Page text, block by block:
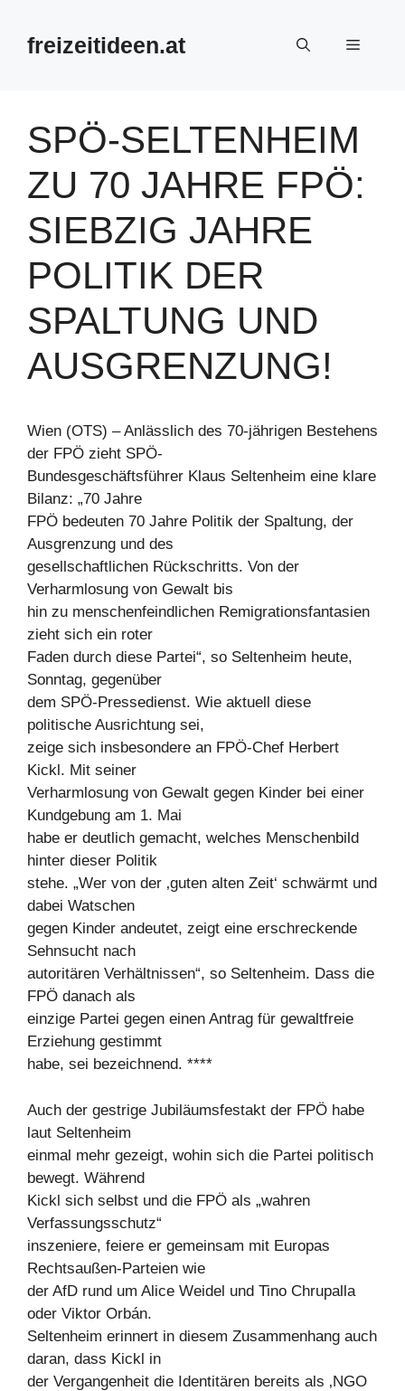
Inhalt
springenfreizeitideen.at Menü
SPÖ-SELTENHEIM
ZU 70 JAHRE FPÖ:
SIEBZIG JAHRE
POLITIK DER
SPALTUNG UND
AUSGRENZUNG!
Wien (OTS) – Anlässlich des 70-jährigen Bestehens
der FPÖ zieht SPÖ-
Bundesgeschäftsführer Klaus Seltenheim eine klare
Bilanz: „70 Jahre
FPÖ bedeuten 70 Jahre Politik der Spaltung, der
Ausgrenzung und des
gesellschaftlichen Rückschritts. Von der
Verharmlosung von Gewalt bis
hin zu menschenfeindlichen Remigrationsfantasien
zieht sich ein roter
Faden durch diese Partei“, so Seltenheim heute,
Sonntag, gegenüber
dem SPÖ-Pressedienst. Wie aktuell diese
politische Ausrichtung sei,
zeige sich insbesondere an FPÖ-Chef Herbert
Kickl. Mit seiner
Verharmlosung von Gewalt gegen Kinder bei einer
Kundgebung am 1. Mai
habe er deutlich gemacht, welches Menschenbild
hinter dieser Politik
stehe. „Wer von der ‚guten alten Zeit‘ schwärmt und
dabei Watschen
gegen Kinder andeutet, zeigt eine erschreckende
Sehnsucht nach
autoritären Verhältnissen“, so Seltenheim. Dass die
FPÖ danach als
einzige Partei gegen einen Antrag für gewaltfreie
Erziehung gestimmt
habe, sei bezeichnend. ****
Auch der gestrige Jubiläumsfestakt der FPÖ habe
laut Seltenheim
einmal mehr gezeigt, wohin sich die Partei politisch
bewegt. Während
Kickl sich selbst und die FPÖ als „wahren
Verfassungsschutz“
inszeniere, feiere er gemeinsam mit Europas
Rechtsaußen-Parteien wie
der AfD rund um Alice Weidel und Tino Chrupalla
oder Viktor Orbán.
Seltenheim erinnert in diesem Zusammenhang auch
daran, dass Kickl in
der Vergangenheit die Identitären bereits als ‚NGO